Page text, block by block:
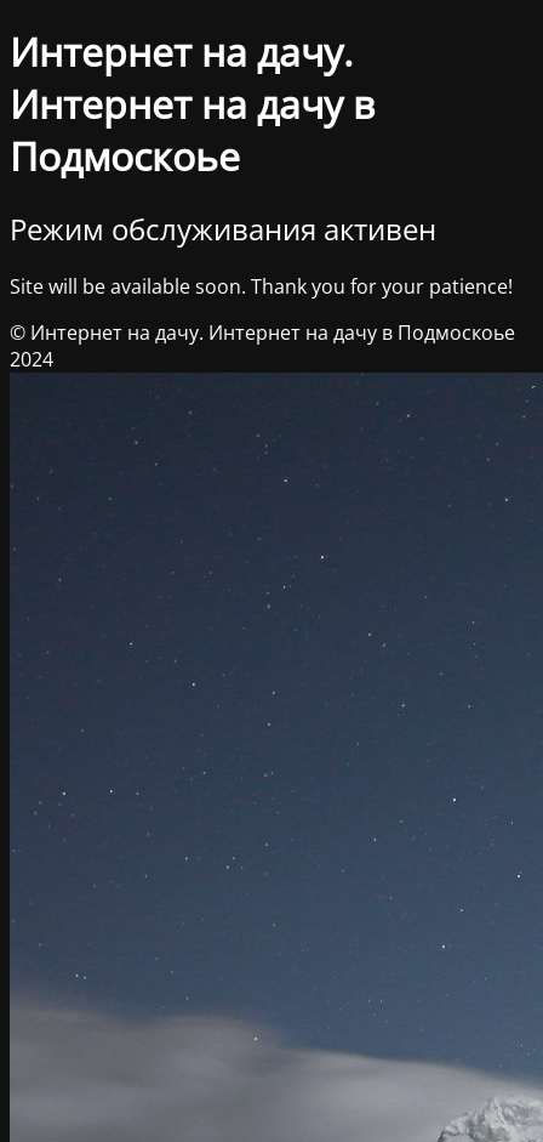
Интернет на дачу.
Интернет на дачу в
Подмоскоье
Режим обслуживания активен
Site will be available soon. Thank you for your patience!
© Интернет на дачу. Интернет на дачу в Подмоскоье
2024